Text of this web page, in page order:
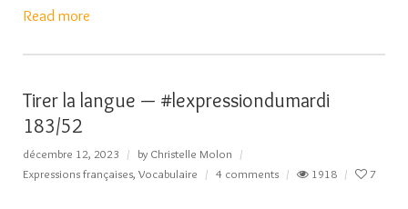
Read more
Tirer la langue — #lexpressiondumardi
183/52
décembre 12, 2023 by Christelle Molon
Expressions françaises, Vocabulaire 4 comments 1918 7